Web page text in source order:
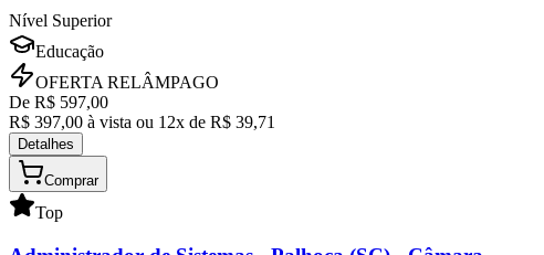
Nível Superior
Educação
OFERTA RELÂMPAGO
De R$ 597,00
R$ 397,00 à vista ou 12x de R$ 39,71
Detalhes
Comprar
Top